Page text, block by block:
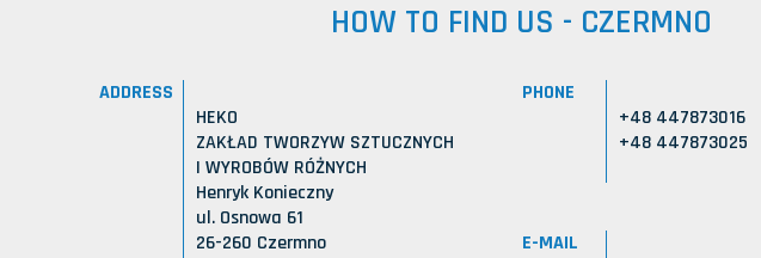
HOW TO FIND US - CZERMNO
ADDRESS
HEKO
ZAKŁAD TWORZYW SZTUCZNYCH
I WYROBÓW RÓŻNYCH
Henryk Konieczny
ul. Osnowa 61
26-260 Czermno
PHONE
+48 447873016
+48 447873025
E-MAIL